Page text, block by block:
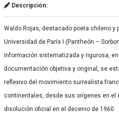
Descripción:
Waldo Rojas, destacado poeta chileno y
Universidad de París I (Pantheón –
información sistematizada y rigurosa,
documentación objetiva y original, se
reflexivo del movimiento surrealista
continentales, desde sus orígenes en el
disolución oficial en el decenio de 1960